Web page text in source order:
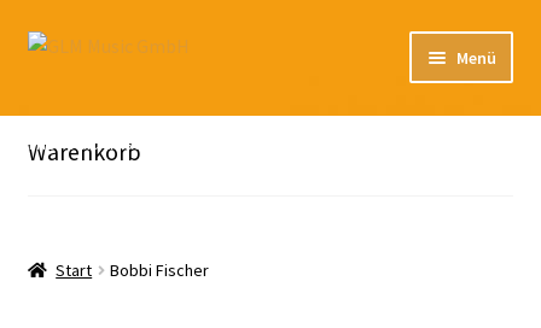
Hier sind unsere Neuigkeiten zu hören: Spotify
Zur
Zum
Menü
Unser Katalog
Warenkorb
Start Bobbi Fischer